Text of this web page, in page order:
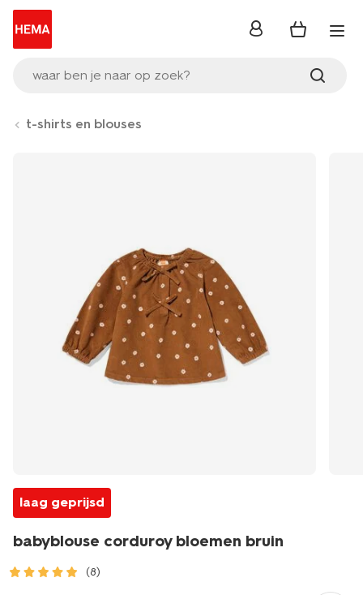
waar ben je naar op zoek?
inloggen
t-shirts en blouses
laag geprijsd
babyblouse corduroy bloemen bruin
(8)